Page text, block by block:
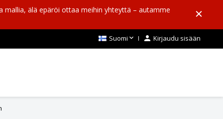
älä epäröi ottaa meihin yhteyttä – autamme
Suomi  Kirjaudu sisään